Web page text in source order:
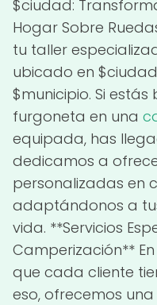
$ciudad:
Hogar Sobre
tu taller
ubicado en
$municipio. Si
furgoneta en una
equipada, has
dedicamos a
personalizadas en
adaptándonos a
vida. **Servicios
Camperización**
que cada cliente
eso, ofrecemos